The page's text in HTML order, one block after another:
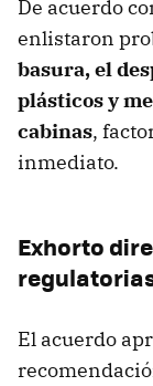
De acuerdo
enlistaron
basura, el
plásticos y
cabinas,
inmediato.
Exhorto
El acuerdo